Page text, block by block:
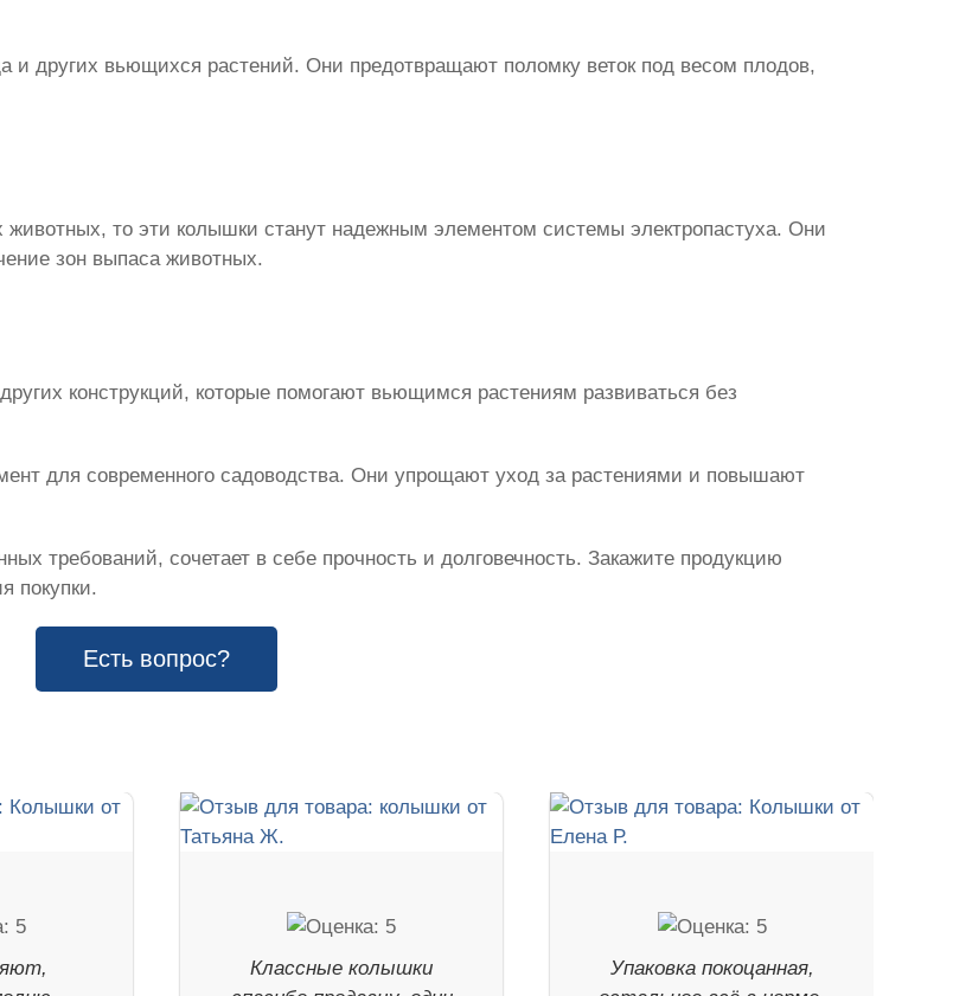
других вьющихся растений. Они предотвращают поломку веток под весом плодов,
животных, то эти колышки станут надежным элементом системы электропастуха. Они
зон выпаса животных.
конструкций, которые помогают вьющимся растениям развиваться без
для современного садоводства. Они упрощают уход за растениями и повышают
требований, сочетает в себе прочность и долговечность. Закажите продукцию
покупки.
Есть вопрос?
Классные колышки
Упаковка покоцанная,